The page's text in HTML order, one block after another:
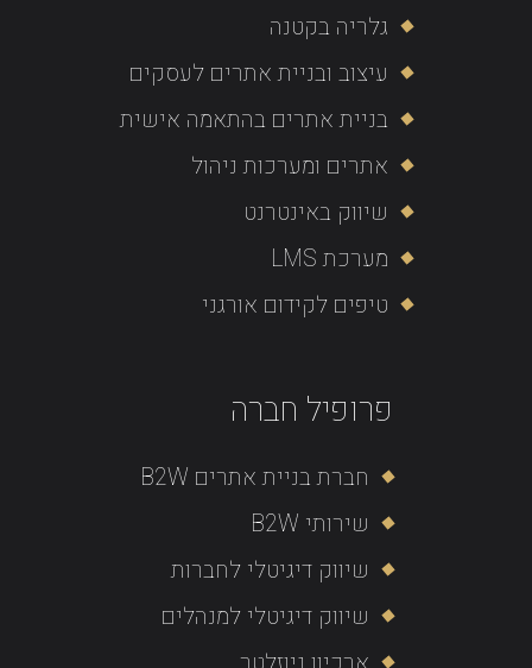
גלריה בקטנה
עיצוב ובניית אתרים לעסקים
בניית אתרים בהתאמה אישית
אתרים ומערכות ניהול
שיווק באינטרנט
מערכת LMS
טיפים לקידום אורגני
פרופיל חברה
חברת בניית אתרים B2W
שירותי B2W
שיווק דיגיטלי לחברות
שיווק דיגיטלי למנהלים